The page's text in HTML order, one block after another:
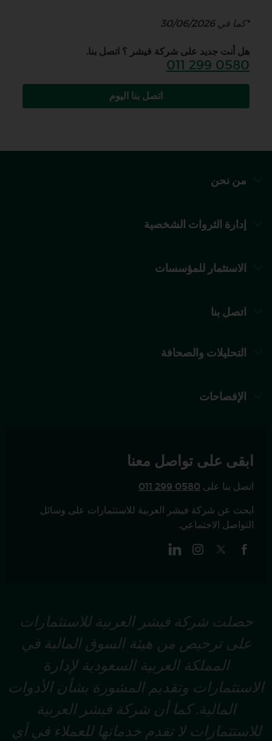
*كما في 30/06/2026
هل أنت جديد على شركة فيشر ؟ اتصل بنا.
011 299 0580
اتصل بنا اليوم
من نحن
إدارة الثروات الشخصية
الاستثمار للمؤسسات
اتصل بنا
التحليلات والصحافة
الإفصاحات
ابقى على تواصل معنا
اتصل بنا على 011 299 0580
ابحث عن شركة فيشر العربية للاستثمارات على وسائل
التواصل الاجتماعي.
حصلت شركة فيشر العربية للاستثمارات
على ترخيص من هيئة السوق المالية في
المملكة العربية السعودية لإدارة
الاستثمارات وتقديم المشورة بشأن الأدوات
المالية. كما أن شركة فيشر العربية
للاستثمارات لا تقدم خدماتها للعملاء في أي